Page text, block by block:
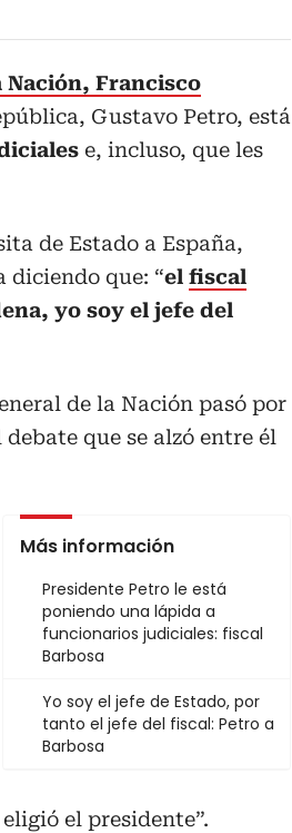
Nación, Francisco
Gustavo Petro, está
e, incluso, que les
de Estado a España,
diciendo que: “el fiscal
yo soy el jefe del
de la Nación pasó por
que se alzó entre él
Más información
Presidente Petro le está
poniendo una lápida a
funcionarios judiciales: fiscal
Barbosa
Yo soy el jefe de Estado, por
tanto el jefe del fiscal: Petro a
Barbosa
el presidente”.